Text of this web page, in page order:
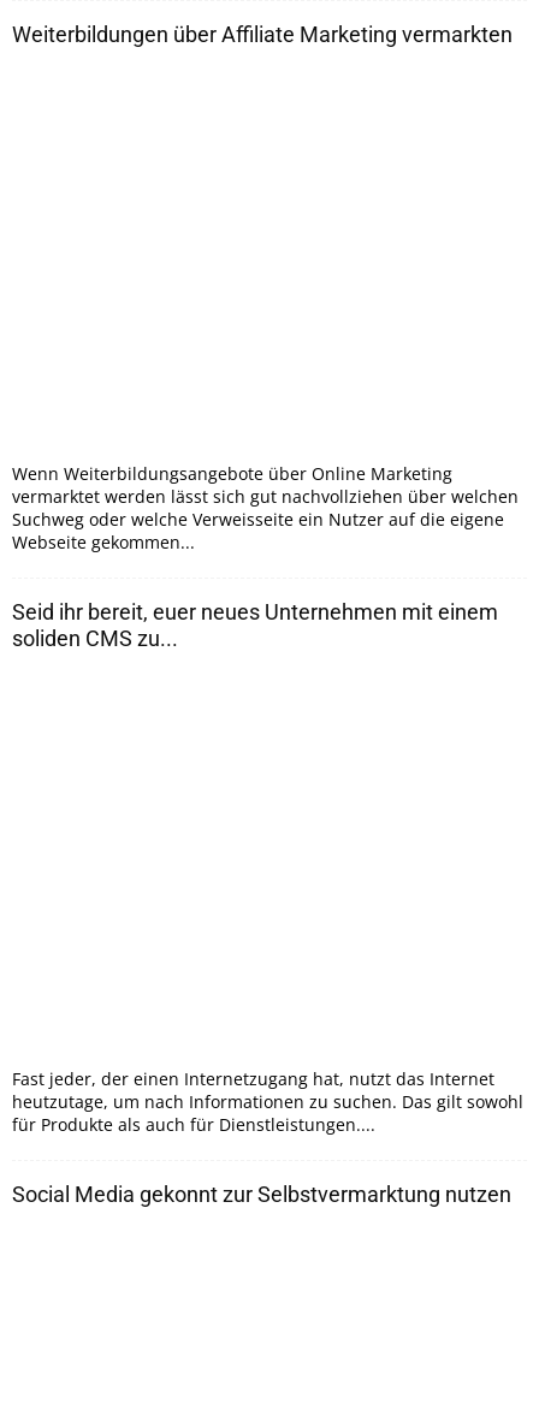
Weiterbildungen über Affiliate Marketing vermarkten
Wenn Weiterbildungsangebote über Online Marketing
vermarktet werden lässt sich gut nachvollziehen über welchen
Suchweg oder welche Verweisseite ein Nutzer auf die eigene
Webseite gekommen...
Seid ihr bereit, euer neues Unternehmen mit einem
soliden CMS zu...
Fast jeder, der einen Internetzugang hat, nutzt das Internet
heutzutage, um nach Informationen zu suchen. Das gilt sowohl
für Produkte als auch für Dienstleistungen....
Social Media gekonnt zur Selbstvermarktung nutzen